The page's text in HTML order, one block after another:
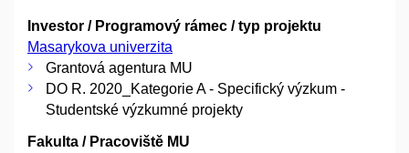
Investor / Programový rámec / typ projektu
Masarykova univerzita
Grantová agentura MU
DO R. 2020_Kategorie A - Specifický výzkum -
Studentské výzkumné projekty
Fakulta / Pracoviště MU